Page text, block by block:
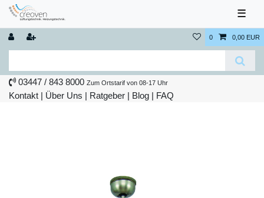
☰
0 0,00 EUR
03447 / 843 8000 Zum Ortstarif von 08-17 Uhr
Kontakt | Über Uns | Ratgeber | Blog | FAQ